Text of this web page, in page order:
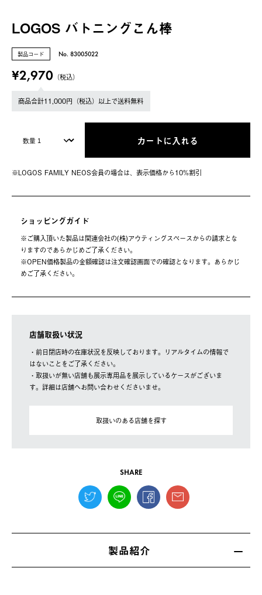
LOGOS バトニングこん棒
製品コード No. 83005022
¥2,970 （税込）
商品合計11,000円（税込）以上で送料無料
カートに入れる
※LOGOS FAMILY NEOS会員の場合は、表⽰価格から10%割引
ショッピングガイド
※ご購⼊頂いた製品は関連会社の(株)アウティングスペースからの請求とな
りますのであらかじめご了承ください。
※OPEN価格製品の⾦額確認は注⽂確認画⾯での確認となります。あらかじ
めご了承ください。
店舗取扱い状況
・前日閉店時の在庫状況を反映しております。リアルタイムの情報で
はないことをご了承ください。
・取扱いが無い店舗も展示専用品を展示しているケースがございま
す。詳細は店舗へお問い合わせくださいませ。
取扱いのある店舗を探す
SHARE
製品紹介